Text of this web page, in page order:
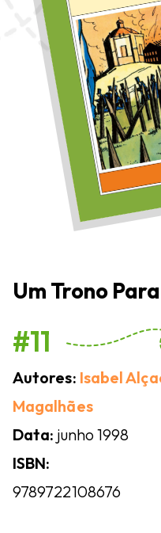
Um Trono
#11
Autores: Isabel
Magalhães
Data: junho 1998
ISBN:
9789722108676